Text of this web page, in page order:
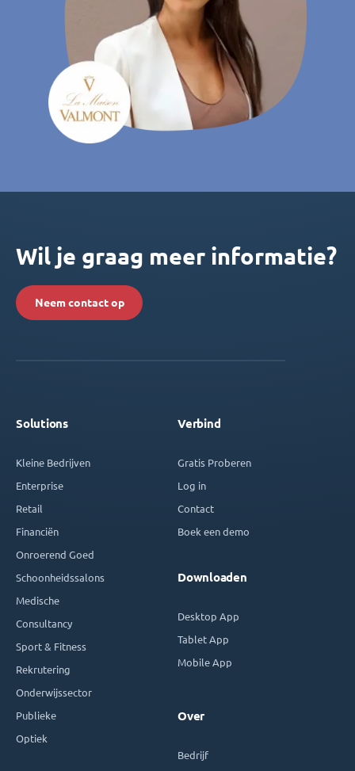
Wil je graag meer informatie?
Neem contact op
Solutions
Kleine Bedrijven
Enterprise
Retail
Financiën
Onroerend Goed
Schoonheidssalons
Medische
Consultancy
Sport & Fitness
Rekrutering
Onderwijssector
Publieke
Optiek
Verbind
Gratis Proberen
Log in
Contact
Boek een demo
Downloaden
Desktop App
Tablet App
Mobile App
Over
Bedrijf